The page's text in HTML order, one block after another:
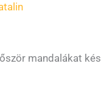
mandalákat